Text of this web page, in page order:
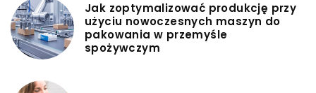
Jak zoptymalizować produkcję przy
użyciu nowoczesnych maszyn do
pakowania w przemyśle
spożywczym